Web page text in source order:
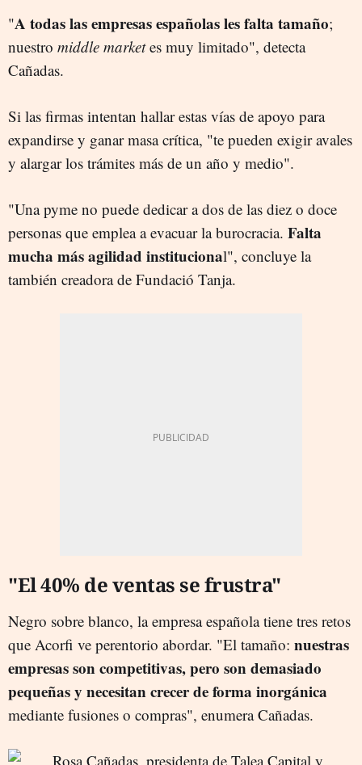
"A todas las empresas españolas les falta tamaño;
nuestro middle market es muy limitado", detecta
Cañadas.
Si las firmas intentan hallar estas vías de apoyo para
expandirse y ganar masa crítica, "te pueden exigir avales
y alargar los trámites más de un año y medio".
"Una pyme no puede dedicar a dos de las diez o doce
personas que emplea a evacuar la burocracia. Falta
mucha más agilidad institucional", concluye la
también creadora de Fundació Tanja.
"El 40% de ventas se frustra"
Negro sobre blanco, la empresa española tiene tres retos
que Acorfi ve perentorio abordar. "El tamaño: nuestras
empresas son competitivas, pero son demasiado
pequeñas y necesitan crecer de forma inorgánica
mediante fusiones o compras", enumera Cañadas.